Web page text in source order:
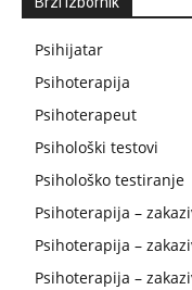
Psihijatar
Psihoterapija
Psihoterapeut
Psihološki testovi
Psihološko testiranje
Psihoterapija –
Psihoterapija –
Psihoterapija –